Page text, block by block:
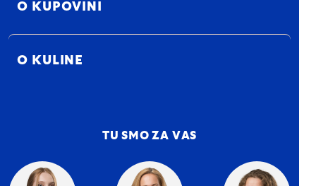
O KUPOVINI
O KULINE
TU SMO ZA VAS